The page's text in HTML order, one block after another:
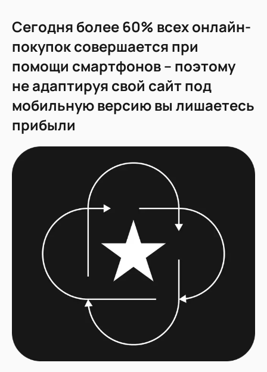
Сегодня более 60% всех онлайн-
покупок совершается при
помощи смартфонов – поэтому
не адаптируя свой сайт под
мобильную версию вы лишаетесь
прибыли